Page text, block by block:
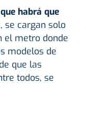
habrá que
se cargan solo
el metro donde
modelos de
que las
todos, se